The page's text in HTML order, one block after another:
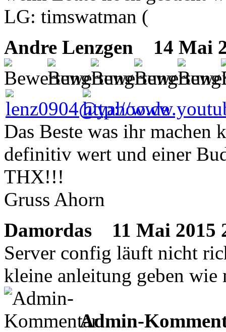
LG: timswatman (
Andre Lenzgen
14 Mai
Das Beste was ihr machen
definitiv wert und einer
THX!!!
Gruss Ahorn
Damordas
11 Mai 2015
Server config läuft nicht
kleine anleitung geben
Admin-